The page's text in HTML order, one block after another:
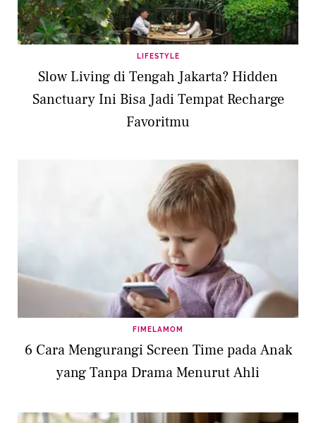
LIFESTYLE
Slow Living di Tengah Jakarta? Hidden
Sanctuary Ini Bisa Jadi Tempat Recharge
Favoritmu
FIMELAMOM
6 Cara Mengurangi Screen Time pada Anak
yang Tanpa Drama Menurut Ahli